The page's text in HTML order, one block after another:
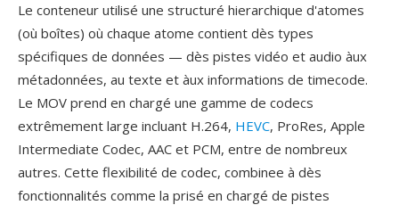
Le conteneur utilisé une structuré hierarchique d'atomes
(où boîtes) où chaque atome contient dès types
spécifiques de données — dès pistes vidéo et audio àux
métadonnées, au texte et àux informations de timecode.
Le MOV prend en chargé une gamme de codecs
extrêmement large incluant H.264, HEVC, ProRes, Apple
Intermediate Codec, AAC et PCM, entre de nombreux
autres. Cette flexibilité de codec, combinee à dès
fonctionnalités comme la prisé en chargé de pistes